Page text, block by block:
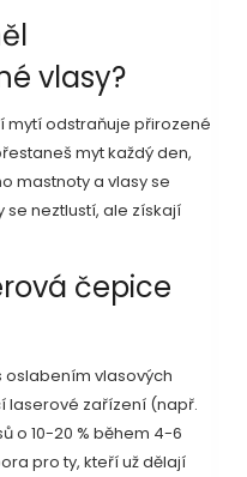
vlasy?
mytí odstraňuje přirozené
myt každý den,
mastnoty a vlasy se
neztlustí, ale získají
čepice
oslabením vlasových
laserové zařízení (např.
o 10-20 % během 4-6
pro ty, kteří už dělají